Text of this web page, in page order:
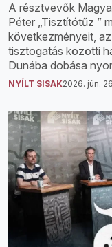
A résztvevők
Péter „Tisztítótűz ”
következményeit,
tisztogatás közötti
Dunába dobása
NYÍLT SISAK2026. jún.